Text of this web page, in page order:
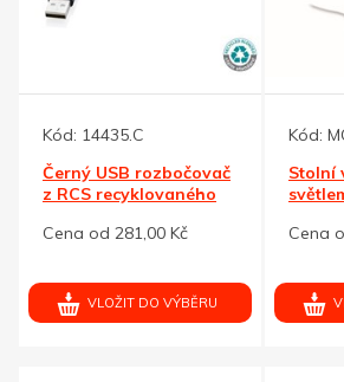
Kód: 14435.C
Černý USB rozbočovač
z RCS recyklovaného
Cena od 281,00 Kč
VLOŽIT DO VÝBĚRU
Kód:
Stolní
Cena